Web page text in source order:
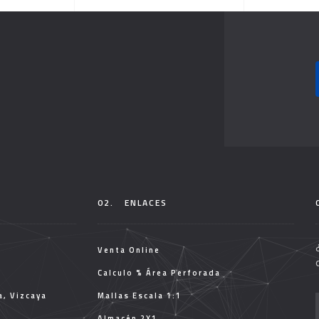
Vizcaya
02. ENLACES
Venta Online
Calculo % Área Perforada
Mallas Escala 1:1